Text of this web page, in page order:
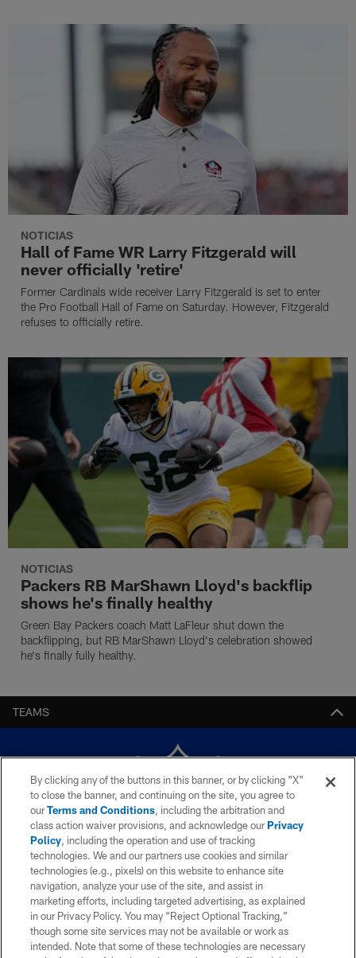
NOTICIAS
Hall of Fame WR Larry Fitzgerald will
never officially 'retire'
Former Cardinals wide receiver Larry Fitzgerald is set to enter
the Pro Football Hall of Fame on Saturday. However, Fitzgerald
refuses to officially retire.
NOTICIAS
Packers RB MarShawn Lloyd's backflip
shows he's finally healthy
Green Bay Packers coach Matt LaFleur shut down the
backflipping, but RB MarShawn Lloyd's celebration showed
he's finally fully healthy.
TEAMS
© 2026 NFL Enterprises LLC. La NFL y el diseño de escudo NFL son
marcas registradas de la National Football League. Los nombres de
equipos, logos y diseños de uniforme son marcas registradas de los equipos
indicados. El resto de marcas relacionadas a la NFL son marcas
registradas de la National Football League. El material videográfico es ©
NFL Productions LLC.
By clicking any of the buttons in this banner, or by clicking "X"
to close the banner, and continuing on the site, you agree to
ourTerms and Conditions, including the arbitration and
class action waiver provisions, and acknowledge ourPrivacy
Policy, including the operation and use of tracking
technologies. We and our partners use cookies and similar
technologies (e.g., pixels) on this website to enhance site
navigation, analyze your use of the site, and assist in
marketing efforts, including targeted advertising, as explained
in our Privacy Policy. You may “Reject Optional Tracking,”
though some site services may not be available or work as
intended. Note that some of these technologies are necessary